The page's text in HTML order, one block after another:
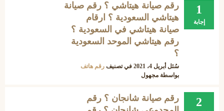
1
إجابة
رقم صيانة هيتاشي ؟ رقم صيانة
هيتاشي السعودية ؟ ارقام
صيانة هيتاشي في السعودية ؟
رقم هيتاشي الموحد السعودية
؟
سُئل أبريل 4، 2021 في تصنيف رقم هاتف
بواسطة مجهول
2
رقم صيانة شانجان ؟ رقم